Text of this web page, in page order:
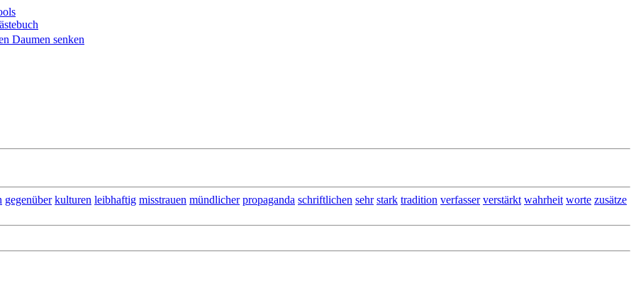
gegenüber kulturen leibhaftig misstrauen mündlicher propaganda schriftlichen sehr stark tradition verfasser verstärkt wahrheit worte zusätze